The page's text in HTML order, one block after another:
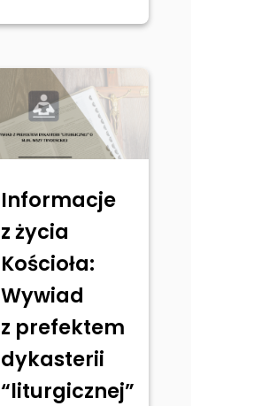
Informacje
z życia
Kościoła:
Wywiad
z prefektem
dykasterii
“liturgicznej”